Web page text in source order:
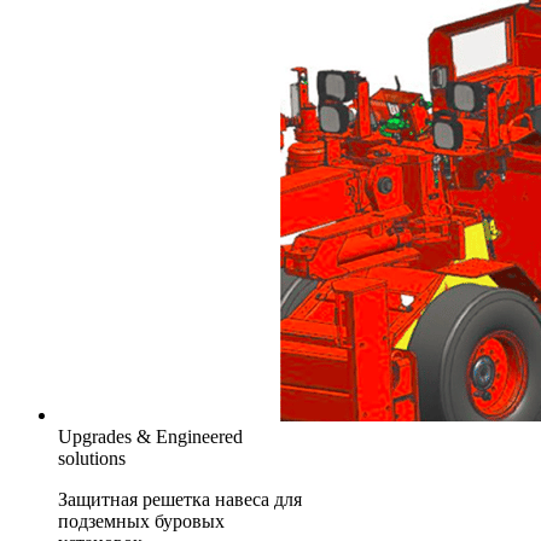
Upgrades & Engineered
solutions
Защитная решетка навеса для
подземных буровых